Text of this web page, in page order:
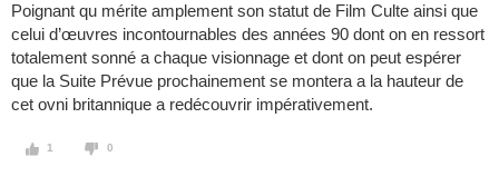
Poignant qu mérite amplement son statut de Film Culte ainsi que
celui d’œuvres incontournables des années 90 dont on en ressort
totalement sonné a chaque visionnage et dont on peut espérer
que la Suite Prévue prochainement se montera a la hauteur de
cet ovni britannique a redécouvrir impérativement.
1 0